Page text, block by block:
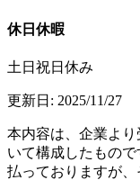
休日休暇
土日祝日休み
更新日: 2025/11/27
本内容は、企業よ
いて構成したもの
払っておりますが